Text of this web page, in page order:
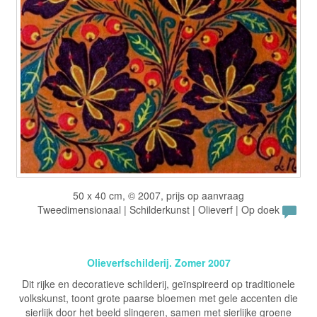
50 x 40 cm, © 2007, prijs op aanvraag
Tweedimensionaal | Schilderkunst | Olieverf | Op doek
Olieverfschilderij. Zomer 2007
Dit rijke en decoratieve schilderij, geïnspireerd op traditionele
volkskunst, toont grote paarse bloemen met gele accenten die
sierlijk door het beeld slingeren, samen met sierlijke groene